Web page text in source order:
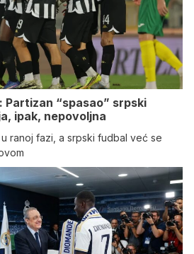
Partizan “spasao” srpski
ipak, nepovoljna
ranoj fazi, a srpski fudbal već se